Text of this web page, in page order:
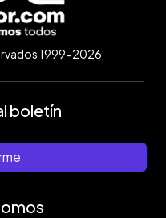
1999-2026
boletín